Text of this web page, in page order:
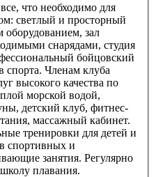
что необходимо для
светлый и просторный
зал
снарядами, студия
бойцовский
спорта. Членам клуба
высокого качества по
морской водой,
детский клуб, фитнес-
массажный кабинет.
тренировки для детей и
спортивных и
занятия. Регулярно
плавания.